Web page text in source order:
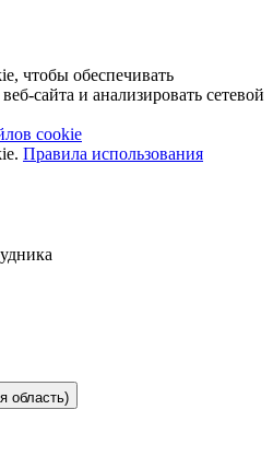
чтобы обеспечивать
сайта и анализировать сетевой
cookie
Правила использования
область)